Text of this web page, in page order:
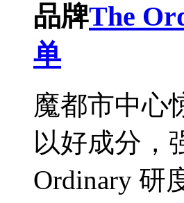
品牌The
单
魔都市中心
以好成分，
Ordinary 研